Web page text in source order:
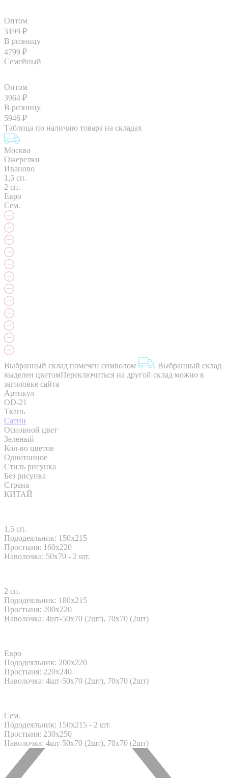
Оптом
3199 ₽
В розницу
4799 ₽
Семейный
Оптом
3964 ₽
В розницу
5946 ₽
Таблица по наличию товара на складах
Москва
Ожерелки
Иваново
1,5 сп.
2 сп.
Евро
Сем.
Выбранный склад помечен символом . Выбранный склад
выделен цветомПереключиться на другой склад можно в
заголовке сайта
Артикул
OD-21
Ткань
Сатин
Основной цвет
Зеленый
Кол-во цветов
Однотонное
Стиль рисунка
Без рисунка
Страна
КИТАЙ
1,5 сп.
Пододеяльник: 150x215
Простыня: 160x220
Наволочка: 50x70 - 2 шт.
2 сп.
Пододеяльник: 180x215
Простыня: 200x220
Наволочка: 4шт-50х70 (2шт), 70х70 (2шт)
Евро
Пододеяльник: 200x220
Простыня: 220x240
Наволочка: 4шт-50х70 (2шт), 70х70 (2шт)
Сем.
Пододеяльник: 150x215 - 2 шт.
Простыня: 230x250
Наволочка: 4шт-50х70 (2шт), 70х70 (2шт)